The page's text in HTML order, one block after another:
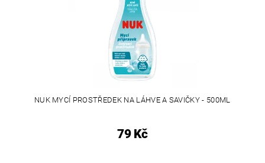
NUK MYCÍ PROSTŘEDEK NA LÁHVE A SAVIČKY - 500ML
79 Kč